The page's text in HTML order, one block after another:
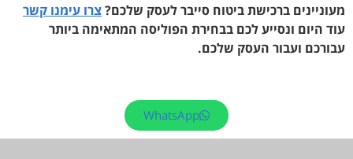
מעוניינים ברכישת ביטוח סייבר לעסק שלכם?צרו עימנו קשר
עוד היום ונסייע לכם בבחירת הפוליסה המתאימה ביותר
עבורכם ועבור העסק שלכם.
WhatsApp